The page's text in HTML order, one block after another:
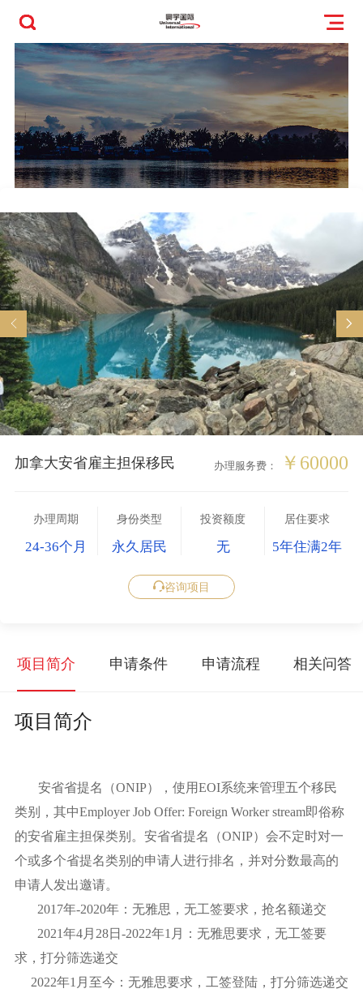
加拿大安省雇主担保移民 办理服务费： ￥60000
办理周期
24-36个月
身份类型
永久居民
投资额度
无
居住要求
5年住满2年
咨询项目
项目简介 申请条件 申请流程 相关问答
项目简介
安省省提名（ONIP），使用EOI系统来管理五个移民
类别，其中Employer Job Offer: Foreign Worker stream即俗称
的安省雇主担保类别。安省省提名（ONIP）会不定时对一
个或多个省提名类别的申请人进行排名，并对分数最高的
申请人发出邀请。
2017年-2020年：无雅思，无工签要求，抢名额递交
2021年4月 28日-2022年1 月：无雅思要求，无工签要
求，打分筛选递交
2022年1 月至今：无雅思要求，工签登陆，打分筛选递交